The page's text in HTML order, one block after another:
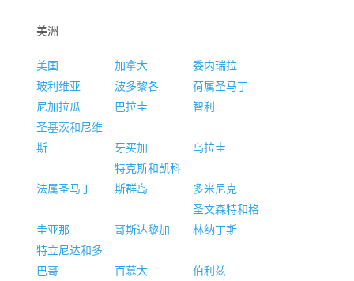
美洲
美国 加拿大
委内瑞拉
玻利维亚
波多黎各
荷属圣马丁
尼加拉瓜
巴拉圭
智利
圣基茨和尼维
斯
牙买加 乌拉圭
法属圣马丁
特克斯和凯科
斯群岛
多米尼克
圭亚那 哥斯达黎加
圣文森特和格
林纳丁斯
特立尼达和多
巴哥
百慕大
伯利兹